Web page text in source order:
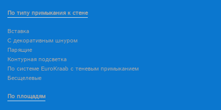
По типу примыкания к стене
Вставка
С декоративным шнуром
Парящие
Контурная подсветка
По системе EuroKraab с теневым примыканием
Бесщелевые
По площадям